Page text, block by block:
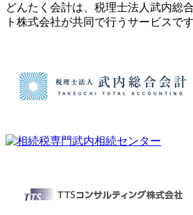
どんたく会計は、税理士法人武内総
ト株式会社が共同で行うサービスです